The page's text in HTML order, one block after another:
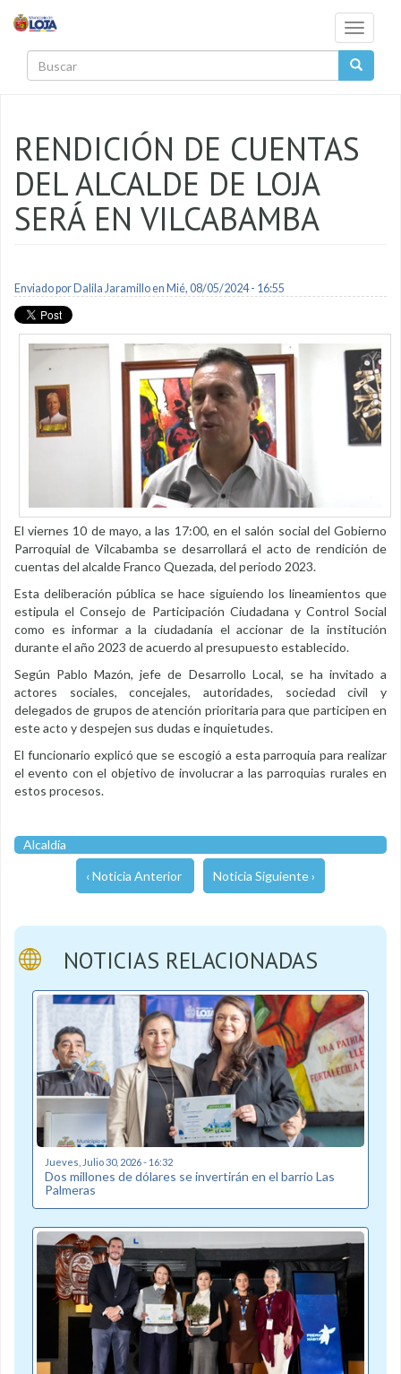
Toggle
RENDICIÓN DE CUENTAS
DEL ALCALDE DE LOJA
SERÁ EN VILCABAMBA
Enviado por Dalila Jaramilloen Mié, 08/05/2024 - 16:55
El viernes 10 de mayo, a las 17:00, en el salón social del Gobierno
Parroquial de Vilcabamba se desarrollará el acto de rendición de
cuentas del alcalde Franco Quezada, del periodo 2023.
Esta deliberación pública se hace siguiendo los lineamientos que
estipula el Consejo de Participación Ciudadana y Control Social
como es informar a la ciudadanía el accionar de la institución
durante el año 2023 de acuerdo al presupuesto establecido.
Según Pablo Mazón, jefe de Desarrollo Local, se ha invitado a
actores sociales, concejales, autoridades, sociedad civil y
delegados de grupos de atención prioritaria para que participen en
este acto y despejen sus dudas e inquietudes.
El funcionario explicó que se escogió a esta parroquia para realizar
el evento con el objetivo de involucrar a las parroquias rurales en
estos procesos.
Alcaldía
‹ Noticia Anterior Noticia Siguiente ›
NOTICIAS RELACIONADAS
Jueves, Julio 30, 2026 - 16:32
Dos millones de dólares se invertirán en el barrio Las
Palmeras